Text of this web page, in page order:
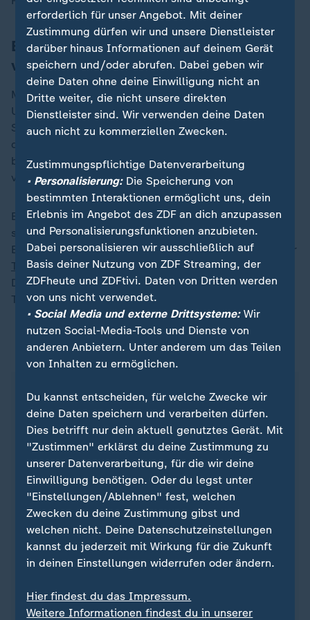
Bei Meta gesperrt, bei X weiterhin
verfügbar
Meta war bereits nach Russlands Überfall auf die
Ukraine im Februar 2022 gegen russische
Staatsmedien vorgegangen und hatte unter anderem
die Verbreitung ihrer Beiträge gebremst. Russland
bleibt aus Sicht des Konzerns die größte Quelle für
verdeckte Operationen zur Einflussnahme.
Bei Elon MusksOnline-Plattform X(ehemals Twitter)
sind die Accounts von RT unterdessen außerhalb der
EU und einiger anderer Länder weiterhin verfügbar. Der
Tech-Milliardär Muskließ nach der Übernahme des
Dienstes auch Markierungen entfernen, mit denen
Twitter zuvor Staatsmedien kenntlich gemacht hatte.
ZDFheute auf WhatsApp
Quelle: dpa
Sie wollen auf dem Laufenden bleiben? Dann sind
erforderlich für unser Angebot. Mit deiner
Zustimmung dürfen wir und unsere Dienstleister
darüber hinaus Informationen auf deinem Gerät
speichern und/oder abrufen. Dabei geben wir
deine Daten ohne deine Einwilligung nicht an
Dritte weiter, die nicht unsere direkten
Dienstleister sind. Wir verwenden deine Daten
auch nicht zu kommerziellen Zwecken.
Zustimmungspflichtige Datenverarbeitung
• Personalisierung:Die Speicherung von
bestimmten Interaktionen ermöglicht uns, dein
Erlebnis im Angebot des ZDF an dich anzupassen
und Personalisierungsfunktionen anzubieten.
Dabei personalisieren wir ausschließlich auf
Basis deiner Nutzung von ZDF Streaming, der
ZDFheute und ZDFtivi. Daten von Dritten werden
von uns nicht verwendet.
• Social Media und externe Drittsysteme:Wir
nutzen Social-Media-Tools und Dienste von
anderen Anbietern. Unter anderem um das Teilen
von Inhalten zu ermöglichen.
Du kannst entscheiden, für welche Zwecke wir
deine Daten speichern und verarbeiten dürfen.
Dies betrifft nur dein aktuell genutztes Gerät. Mit
"Zustimmen" erklärst du deine Zustimmung zu
unserer Datenverarbeitung, für die wir deine
Einwilligung benötigen. Oder du legst unter
"Einstellungen/Ablehnen" fest, welchen
Zwecken du deine Zustimmung gibst und
welchen nicht. Deine Datenschutzeinstellungen
kannst du jederzeit mit Wirkung für die Zukunft
in deinen Einstellungen widerrufen oder ändern.
Hier findest du das Impressum.
Weitere Informationen findest du in unserer